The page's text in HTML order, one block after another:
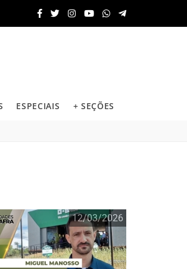
ESPECIAIS + SEÇÕES
12/03/2026